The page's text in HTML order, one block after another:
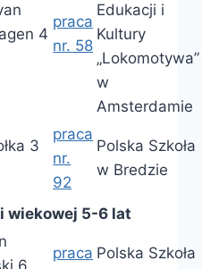
4
praca
nr. 58
Edukacji i
Kultury
„Lokomotywa”
w
Amsterdamie
3
praca
nr.
92
Polska Szkoła
w Bredzie
wiekowej 5-6 lat
6
praca Polska Szkoła